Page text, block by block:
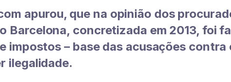
apurou, que na opinião dos
Barcelona, concretizada em 2013, foi
– base das acusações contra
ilegalidade.